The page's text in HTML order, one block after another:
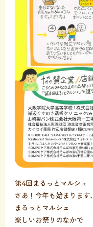
第4回まるっとマルシェ
さあ！今年も始まります、
まるっとマルシェ
楽しいお祭りのなかで